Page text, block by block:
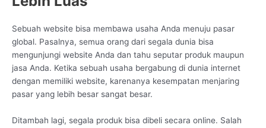
Sebuah website bisa membawa usaha Anda menuju pasar
global. Pasalnya, semua orang dari segala dunia bisa
mengunjungi website Anda dan tahu seputar produk maupun
jasa Anda. Ketika sebuah usaha bergabung di dunia internet
dengan memiliki website, karenanya kesempatan menjaring
pasar yang lebih besar sangat besar.
Ditambah lagi, segala produk bisa dibeli secara online. Salah